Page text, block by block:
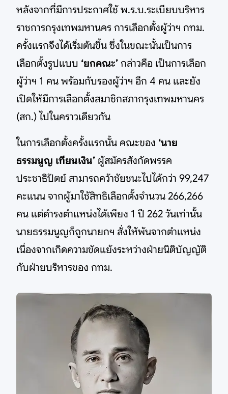
หลังจากที่มีการประกาศใช้ พ.ร.บ.ระเบียบบริหาร
ราชการกรุงเทพมหานคร การเลือกตั้งผู้ว่าฯ กทม.
ครั้งแรกจึงได้เริ่มต้นขึ้น ซึ่งในขณะนั้นเป็นการ
เลือกตั้งรูปแบบ ‘ยกคณะ’ กล่าวคือ เป็นการเลือก
ผู้ว่าฯ 1 คน พร้อมกับรองผู้ว่าฯ อีก 4 คน และยัง
เปิดให้มีการเลือกตั้งสมาชิกสภากรุงเทพมหานคร
(สก.) ไปในคราวเดียวกัน
ในการเลือกตั้งครั้งแรกนั้น คณะของ ‘นาย
ธรรมนูญ เทียนเงิน’ ผู้สมัครสังกัดพรรค
ประชาธิปัตย์ สามารถคว้าชัยชนะไปได้กว่า 99,247
คะแนน จากผู้มาใช้สิทธิเลือกตั้งจำนวน 266,266
คน แต่ดำรงตำแหน่งได้เพียง 1 ปี 262 วันเท่านั้น
นายธรรมนูญก็ถูกนายกฯ สั่งให้พ้นจากตำแหน่ง
เนื่องจากเกิดความขัดแย้งระหว่างฝ่ายนิติบัญญัติ
กับฝ่ายบริหารของ กทม.